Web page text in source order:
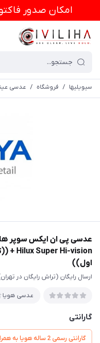
امكان صدور
سیویلیها / فروشگاه / عدسی
اول))
ارسال رایگان (تراش رایگان در
عدسی هویا
گارانتی
گارانتی رسمی 2 ساله هویا به همراه گارانتی مادام العمر شکست عدسی